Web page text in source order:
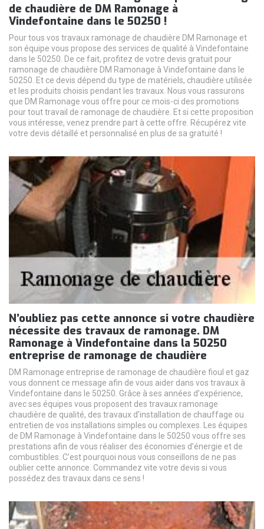
de chaudière de DM Ramonage à
Vindefontaine dans le 50250 !
Pour tous vos travaux ramonage de chaudière DM Ramonage et
son équipe vous propose des services de qualité à Vindefontaine
dans le 50250. De ce fait, profitez de votre devis gratuit pour
ramonage de chaudière DM Ramonage à Vindefontaine dans le
50250. Et ce devis dépend du type de matériels, chaudière utilisée
et les produits choisis pendant les travaux. Nous vous rassurons
que DM Ramonage vous offre pour ce mois-ci des promotions
pour tout travail de ramonage de chaudière. Et si cette proposition
vous intéresse, venez prendre part à cette offre. Récupérez vite
votre devis détaillé et personnalisé en plus de sa gratuité !
N’oubliez pas cette annonce si votre chaudière
nécessite des travaux de ramonage. DM
Ramonage à Vindefontaine dans la 50250
entreprise de ramonage de chaudière
DM Ramonage entreprise de ramonage de chaudière fioul et gaz
vous donnent ce message afin de vous aider dans vos travaux à
Vindefontaine dans le 50250. Grâce à ses années d’expérience,
avec ses équipes vous proposent des travaux ramonage
chaudière de qualité, des travaux d’installation de chauffage ou
entretien de vos installations simples ou complexes. Les équipes
de DM Ramonage à Vindefontaine dans le 50250 vous offre ses
prestations afin de vous réaliser des économies d’énergie et de
combustibles. C’est pourquoi nous vous conseillons de ne pas
oublier cette annonce. Commandez vite votre devis si vous
possédez des travaux dans ce sens !